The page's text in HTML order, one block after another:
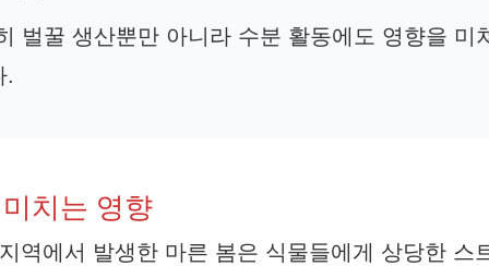
벌꿀 생산뿐만 아니라 수분 활동에도 영향을 미
.
치는 영향
역에서 발생한 마른 봄은 식물들에게 상당한 스